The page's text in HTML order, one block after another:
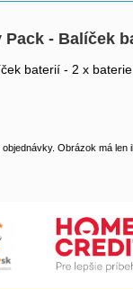
Pack - Balíček
baterií - 2 x
Obrázok má len